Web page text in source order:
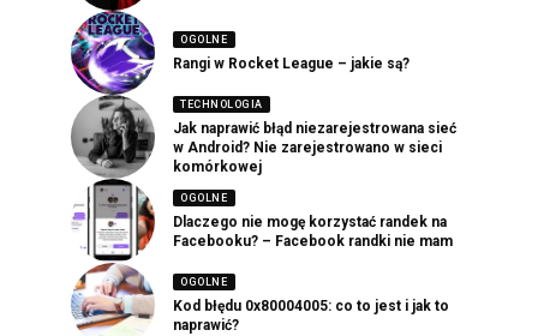
OGOLNE
Rangi w Rocket League – jakie są?
TECHNOLOGIA
Jak naprawić błąd niezarejestrowana sieć
w Android? Nie zarejestrowano w sieci
komórkowej
OGOLNE
Dlaczego nie mogę korzystać randek na
Facebooku? – Facebook randki nie mam
OGOLNE
Kod błędu 0x80004005: co to jest i jak to
naprawić?